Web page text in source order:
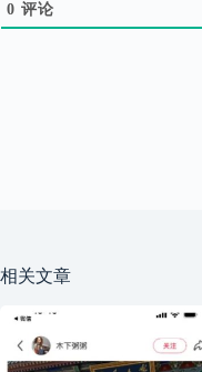
0 评论
相关文章